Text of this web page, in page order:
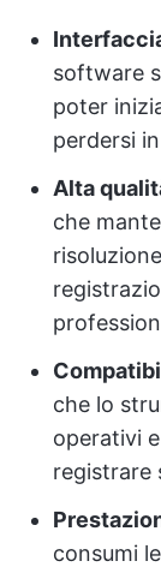
software
poter
perdersi
Alta
che
che lo
operativi
registrare
consumi